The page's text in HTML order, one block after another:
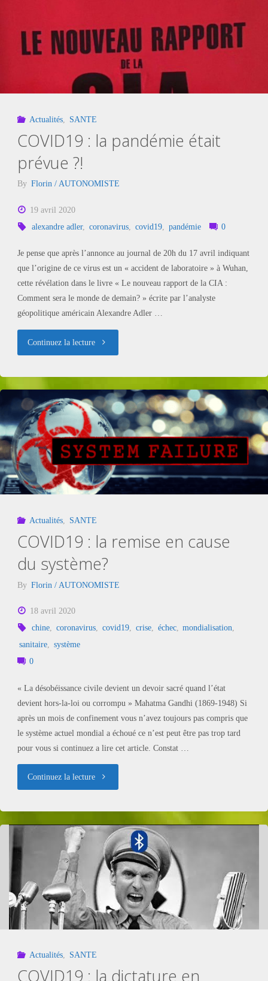
muselière
Actualités SANTE
COVID19 : la pandémie était
prévue ?!
By Florin / AUTONOMISTE
19 avril 2020
alexandre adler, coronavirus, covid19, pandémie 0
Je pense que après l’annonce au journal de 20h du 17 avril indiquant
que l’origine de ce virus est un « accident de laboratoire » à Wuhan,
cette révélation dans le livre « Le nouveau rapport de la CIA :
Comment sera le monde de demain? » écrite par l’analyste
géopolitique américain Alexandre Adler …
Continuez la lecture"COVID19
pandémie
était
prévue
?!"
Actualités SANTE
COVID19 : la remise en cause
du système?
By Florin / AUTONOMISTE
18 avril 2020
chine
coronavirus, covid19, crise, échec, mondialisation
sanitaire,
système
0
« La désobéissance civile devient un devoir sacré quand l’état
devient hors-la-loi ou corrompu » Mahatma Gandhi (1869-1948) Si
après un mois de confinement vous n’avez toujours pas compris que
le système actuel mondial a échoué ce n’est peut être pas trop tard
pour vous si continuez a lire cet article. Constat …
Continuez la lecture"COVID19
la
remise
en
cause
du
système?"
Actualités, SANTE
COVID19 : la dictature en